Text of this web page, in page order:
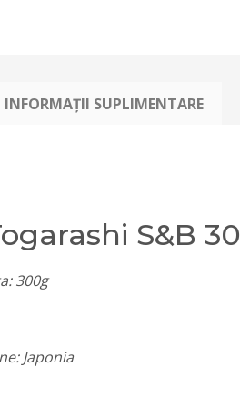
INFORMAȚII SUPLIMENTARE
S&B
300g
Japonia